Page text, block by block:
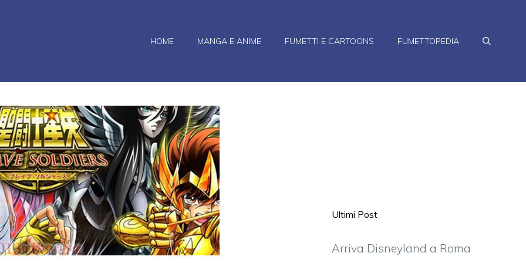
HOME MANGA E ANIME FUMETTI E CARTOONS FUMETTOPEDIA
Ultimi Post
Arriva Disneyland a Roma